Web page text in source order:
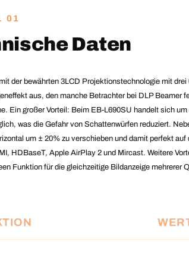
01
Daten
der bewährten 3LCD Projektionstechnologie mit
aus, den manche Betrachter bei DLP
Ein großer Vorteil: Beim EB-L690SU handelt sich um
was die Gefahr von Schattenwürfen reduziert.
um ± 20% zu verschieben und damit perfekt
HDBaseT, Apple AirPlay 2 und Mircast. Weitere
Funktion für die gleichzeitige Bildanzeige mehrerer